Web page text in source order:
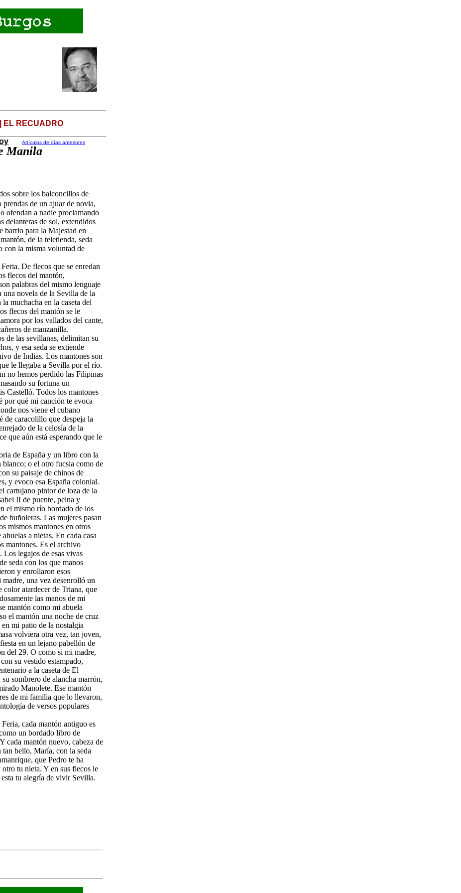
Artículos de días anteriores
EL RECUADRO
Manila
sobre los balconcillos de
de un ajuar de novia,
ofendan a nadie proclamando
delanteras de sol, extendidos
barrio para la Majestad en
de la teletienda, seda
con la misma voluntad de
De flecos que se enredan
flecos del mantón,
palabras del mismo lenguaje
novela de la Sevilla de la
muchacha en la caseta del
flecos del mantón se le
por los vallados del cante,
de manzanilla.
de las sevillanas, delimitan su
y esa seda se extiende
de Indias. Los mantones son
le llegaba a Sevilla por el río.
no hemos perdido las Filipinas
su fortuna un
Castelló. Todos los mantones
por qué mi canción te evoca
nos viene el cubano
de caracolillo que despeja la
de la celosía de la
que aún está esperando que le
de España y un libro con la
blanco; o el otro fucsia como de
su paisaje de chinos de
y evoco esa España colonial.
cartujano pintor de loza de la
II de puente, peina y
el mismo río bordado de los
buñoleras. Las mujeres pasan
mismos mantones en otros
a nietas. En cada casa
mantones. Es el archivo
Los legajos de esas vivas
seda con los que manos
y enrollaron esos
una vez desenrolló un
atardecer de Triana, que
las manos de mi
mantón como mi abuela
el mantón una noche de cruz
mi patio de la nostalgia
volviera otra vez, tan joven,
en un lejano pabellón de
del 29. O como si mi madre,
su vestido estampado,
a la caseta de El
sombrero de alancha marrón,
Manolete. Ese mantón
de mi familia que lo llevaron,
de versos populares
cada mantón antiguo es
un bordado libro de
cada mantón nuevo, cabeza de
tan bello, María, con la seda
que Pedro te ha
tu nieta. Y en sus flecos le
tu alegría de vivir Sevilla.